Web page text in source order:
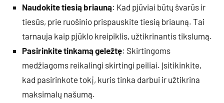
Naudokite tiesią briauną: Kad pjūviai būtų švarūs ir
tiesūs, prie ruošinio prispauskite tiesią briauną. Tai
tarnauja kaip pjūklo kreipiklis, užtikrinantis tikslumą.
Pasirinkite tinkamą geležtę: Skirtingoms
medžiagoms reikalingi skirtingi peiliai. Įsitikinkite,
kad pasirinkote tokį, kuris tinka darbui ir užtikrina
maksimalų našumą.